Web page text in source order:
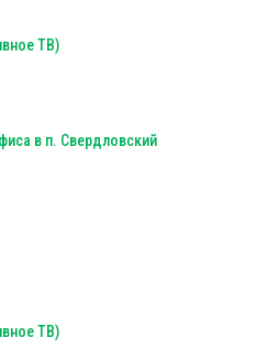
ТВ)
в п. Свердловский
ТВ)